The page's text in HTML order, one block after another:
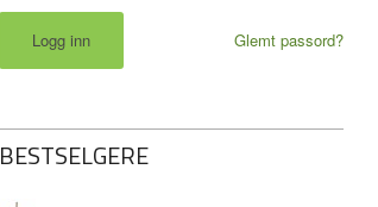
Glemt passord?
BESTSELGERE